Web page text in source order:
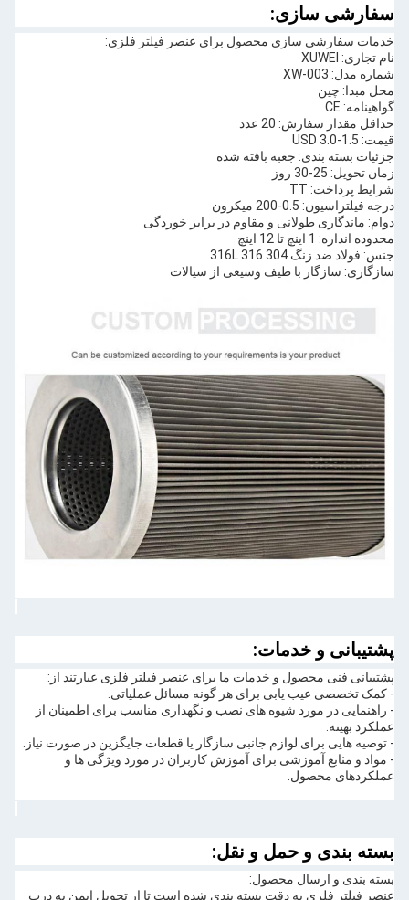
سفارشی سازی:
خدمات سفارشی سازی محصول برای عنصر فیلتر فلزی:
نام تجاری: XUWEI
شماره مدل: XW-003
محل مبدا: چین
گواهینامه: CE
حداقل مقدار سفارش: 20 عدد
قیمت: 1.5-3.0 USD
جزئیات بسته بندی: جعبه بافته شده
زمان تحویل: 25-30 روز
شرایط پرداخت: TT
درجه فیلتراسیون: 0.5-200 میکرون
دوام: ماندگاری طولانی و مقاوم در برابر خوردگی
محدوده اندازه: 1 اینچ تا 12 اینچ
جنس: فولاد ضد زنگ 304 316 316L
سازگاری: سازگار با طیف وسیعی از سیالات
پشتیبانی و خدمات:
پشتیبانی فنی محصول و خدمات ما برای عنصر فیلتر فلزی عبارتند از:
- کمک تخصصی عیب یابی برای هر گونه مسائل عملیاتی.
- راهنمایی در مورد شیوه های نصب و نگهداری مناسب برای اطمینان از
عملکرد بهینه.
- توصیه هایی برای لوازم جانبی سازگار یا قطعات جایگزین در صورت نیاز.
- مواد و منابع آموزشی برای آموزش کاربران در مورد ویژگی ها و
عملکردهای محصول.
بسته بندی و حمل و نقل:
بسته بندی و ارسال محصول:
عنصر فیلتر فلزی به دقت بسته بندی شده است تا از تحویل ایمن به درب